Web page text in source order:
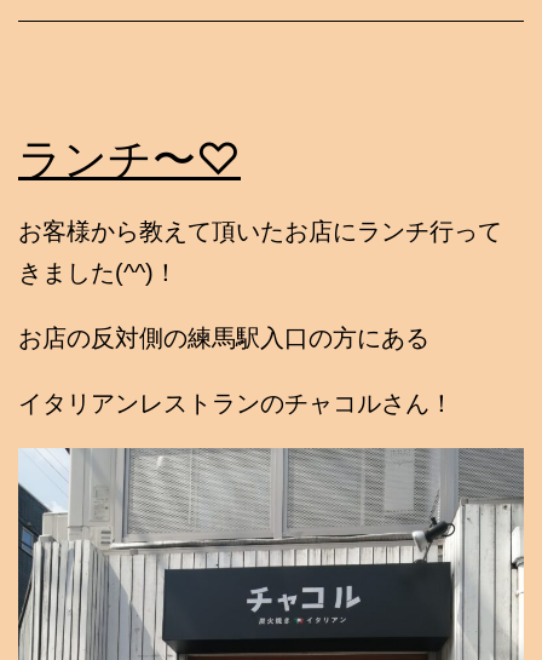
ランチ〜♡
お客様から教えて頂いたお店にランチ行って
きました(^^)！
お店の反対側の練馬駅入口の方にある
イタリアンレストランのチャコルさん！